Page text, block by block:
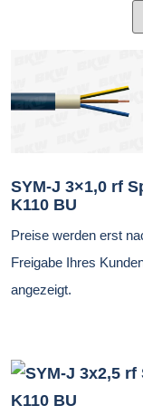
SYM-J 3×1,0 rf
K110 BU
Preise werden erst
Freigabe Ihres
angezeigt.